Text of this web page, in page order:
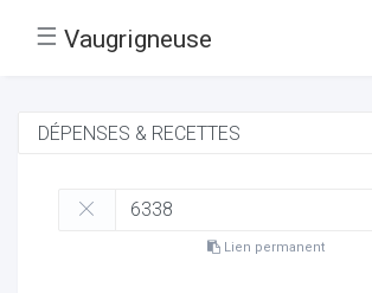
☰ Vaugrigneuse
Lien permanent